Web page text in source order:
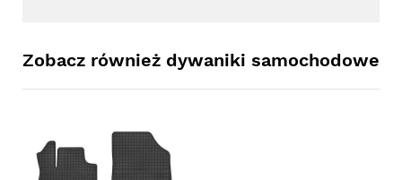
Zobacz również dywaniki samochodowe